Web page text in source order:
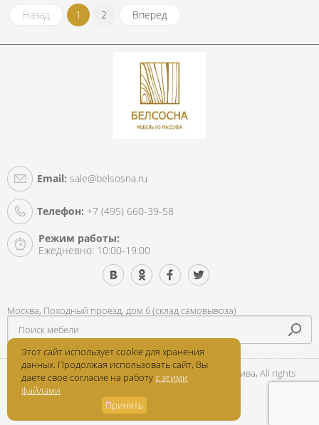
Этот сайт использует cookie для хранения
данных. Продолжая использовать сайт, Вы
даете свое согласие на работус этими
файлами
Принять
Назад 1 2 Вперед
Email: sale@belsosna.ru
Телефон: +7 (495) 660-39-58
Режим работы:
Ежедневно: 10:00-19:00
Москва, Походный проезд, дом 6 (склад самовывоза)
Copyright © 2016-2026 «Belsosna» - мебель из массива, All rights
reserved